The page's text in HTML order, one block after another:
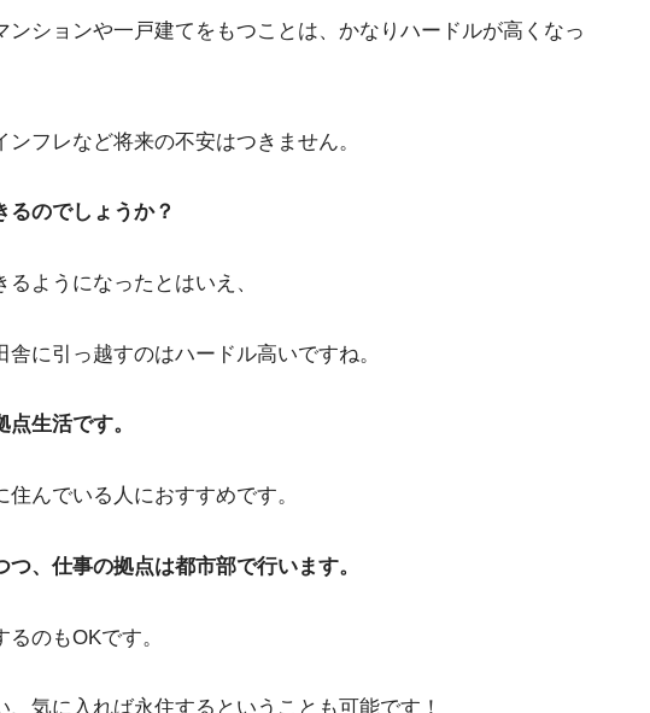
ンションや一戸建てをもつことは、かなりハードルが高くなっ
フレなど将来の不安はつきません。
るのでしょうか？
ようになったとはいえ、
に引っ越すのはハードル高いですね。
生活です。
んでいる人におすすめです。
、仕事の拠点は都市部で行います。
のもOKです。
気に入れば永住するということも可能です！